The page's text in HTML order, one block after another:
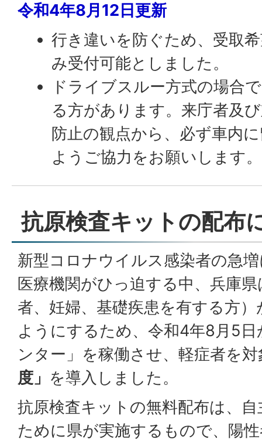
令和4年8月12日更新
行き違いを防ぐため、受取
み受付可能としました。
ドライブスルー方式の場合
る方があります。来庁者及
防止の観点から、必ず車内
ようご協力をお願いします。
抗原検査キットの配布
新型コロナウイルス感染者の急
医療機関がひっ迫する中、兵庫
者、妊婦、基礎疾患を有する方
ようにするため、令和4年8月5
ンター」を稼働させ、軽症者を
度」 を導入しました。
抗原検査キットの無料配布は、
ために県が実施するもので、陽